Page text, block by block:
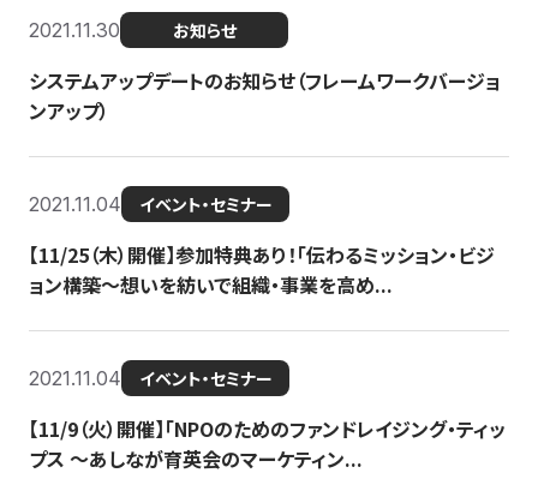
2021.11.30 お知らせ
システムアップデートのお知らせ（フレームワークバージョ
ンアップ）
2021.11.04 イベント・セミナー
【11/25（木）開催】参加特典あり！「伝わるミッション・ビジ
ョン構築〜想いを紡いで組織・事業を高め...
2021.11.04 イベント・セミナー
【11/9（火）開催】「NPOのためのファンドレイジング・ティッ
プス 〜あしなが育英会のマーケティン...